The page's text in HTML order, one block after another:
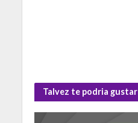
Talvez te podria gustar